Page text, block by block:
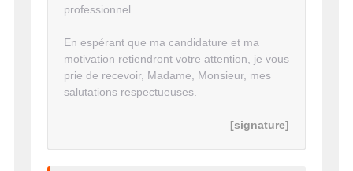
professionnel.
En espérant que ma candidature et ma
motivation retiendront votre attention, je vous
prie de recevoir, Madame, Monsieur, mes
salutations respectueuses.
[signature]